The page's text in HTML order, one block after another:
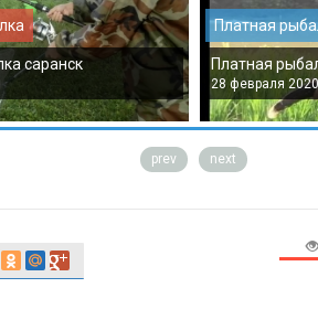
саранск
Платная
Платная
28 февраля 2020
prev next